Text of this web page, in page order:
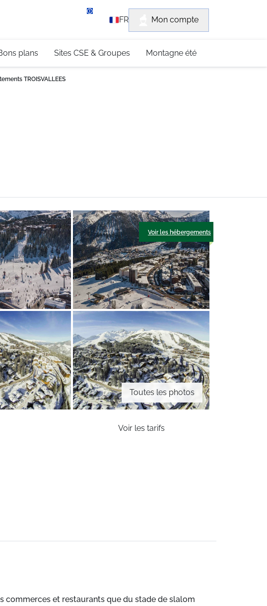
+33 (0)4 79 96 30 69
FR Mon compte
plans Sites CSE & Groupes Montagne été
TROISVALLEES
Toutes les photos
Voir les hébergements
Voir les tarifs
commerces et restaurants que du stade de slalom